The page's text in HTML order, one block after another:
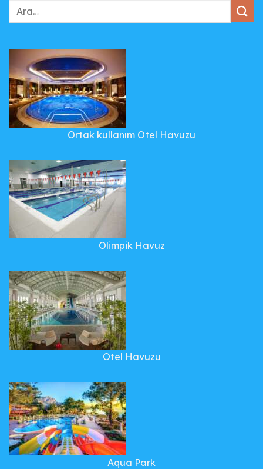
Ortak kullanım Otel Havuzu
Olimpik Havuz
Otel Havuzu
Aqua Park